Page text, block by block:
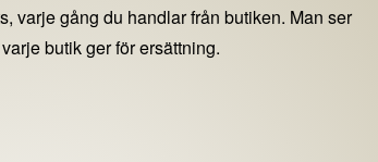
varje gång du handlar från butiken. Man ser
butik ger för ersättning.